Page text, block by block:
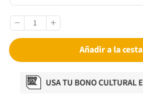
Añadir a la cesta